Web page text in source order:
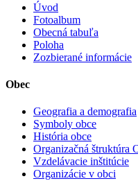
Úvod
Fotoalbum
Obecná tabuľa
Poloha
Zozbierané informácie
Obec
Geografia a demografia
Symboly obce
História obce
Organizačná štruktúra
Vzdelávacie inštitúcie
Organizácie v obci